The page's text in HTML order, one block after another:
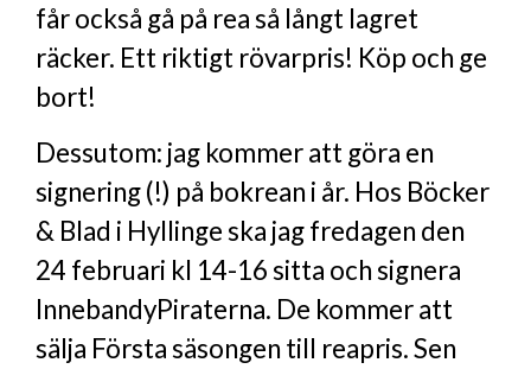
får också gå på rea så långt lagret
räcker. Ett riktigt rövarpris! Köp och ge
bort!
Dessutom: jag kommer att göra en
signering (!) på bokrean i år. Hos Böcker
& Blad i Hyllinge ska jag fredagen den
24 februari kl 14-16 sitta och signera
InnebandyPiraterna. De kommer att
sälja Första säsongen till reapris. Sen